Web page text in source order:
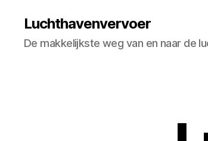
Luchthavenvervoer
De makkelijkste weg van en naar de